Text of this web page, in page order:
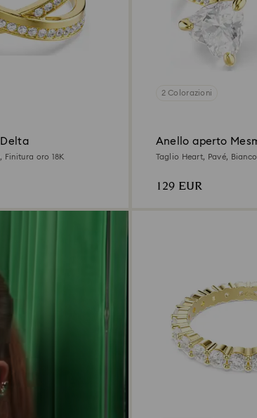
Finitura oro 18K
2 Colorazioni
Anello aperto
Taglio Heart, Pavé,
129 EUR